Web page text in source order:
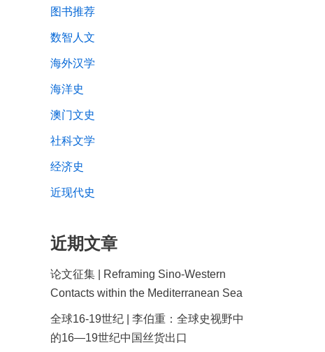
图书推荐
数智人文
海外汉学
海洋史
澳门文史
社科文学
经济史
近现代史
近期文章
论文征集 | Reframing Sino-Western
Contacts within the Mediterranean Sea
全球16-19世纪 | 李伯重：全球史视野中
的16—19世纪中国丝货出口